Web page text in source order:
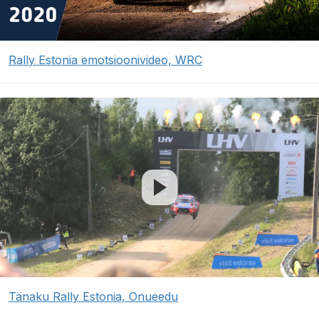
Rally Estonia emotsioonivideo, WRC
Tänaku Rally Estonia, Onueedu